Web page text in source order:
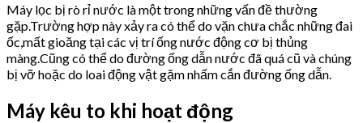
Máy lọc bị rò rỉ nước là một trong những vấn đề thường
gặp.Trường hợp này xảy ra có thể do vặn chưa chắc những đai
ốc,mất gioăng tại các vị trí ống nước động cơ bị thủng
màng.Cũng có thể do đường ống dẫn nước đã quá cũ và chúng
bị vỡ hoặc do loai động vật gặm nhấm cắn đường ống dẫn.
Máy kêu to khi hoạt động